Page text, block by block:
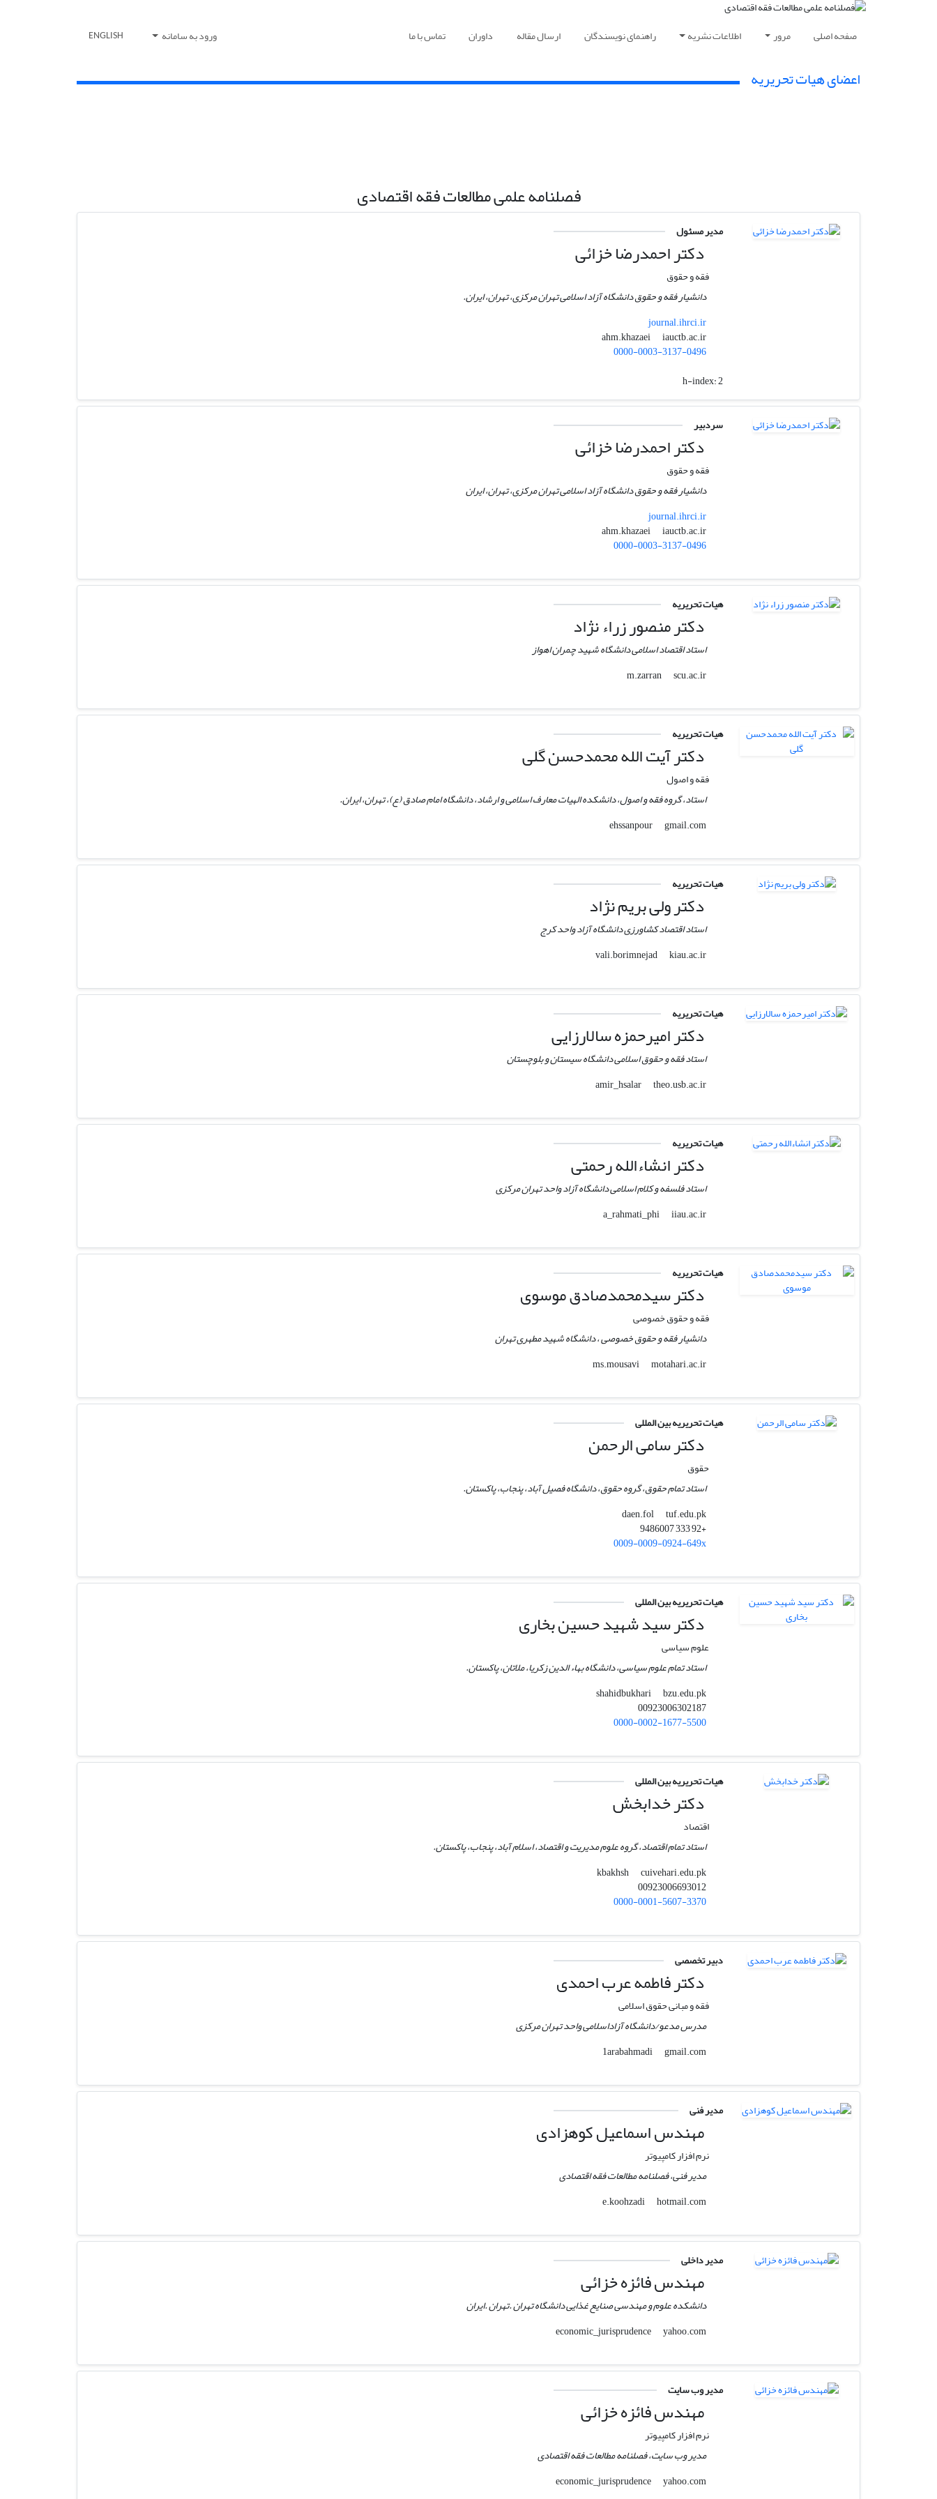
صفحه اصلی مرور اطلاعات نشریه راهنمای نویسندگان ارسال مقاله داوران تماس با ما ورود به سامانه ENGLISH
اعضای هیات تحریریه
فصلنامه علمی مطالعات فقه اقتصادی
مدیر مسئول
دکتر احمدرضا خزائی
فقه و حقوق
دانشیار فقه و حقوق دانشگاه آزاد اسلامی تهران مرکزی، تهران، ایران.
journal.ihrci.ir
iauctb.ac.ir
0000-0003-3137-0496
h-index:2
سردبیر
دکتر احمدرضا خزائی
فقه و حقوق
دانشیار فقه و حقوق دانشگاه آزاد اسلامی تهران مرکزی، تهران، ایران
journal.ihrci.ir
iauctb.ac.ir
0000-0003-3137-0496
هیات تحریریه
دکتر منصور زراء نژاد
استاد اقتصاد اسلامی دانشگاه شهید چمران اهواز
scu.ac.ir
هیات تحریریه
دکتر آیت الله محمدحسن گلی
فقه و اصول
استاد، گروه فقه و اصول، دانشکده الهیات معارف اسلامی و ارشاد، دانشگاه امام صادق (ع)، تهران، ایران.
gmail.com
هیات تحریریه
دکتر ولی بریم نژاد
استاد اقتصاد کشاورزی دانشگاه آزاد واحد کرج
kiau.ac.ir
هیات تحریریه
دکتر امیرحمزه سالارزایی
استاد فقه و حقوق اسلامی دانشگاه سیستان و بلوچستان
theo.usb.ac.ir
هیات تحریریه
دکتر انشاءالله رحمتی
استاد فلسفه و کلام اسلامی دانشگاه آزاد واحد تهران مرکزی
iiau.ac.ir
هیات تحریریه
دکتر سیدمحمدصادق موسوی
فقه و حقوق خصوصی
دانشیار فقه و حقوق خصوصی ، دانشگاه شهید مطهری تهران
motahari.ac.ir
هیات تحریریه بین المللی
دکتر سامی الرحمن
حقوق
استاد تمام حقوق، گروه حقوق، دانشگاه فصیل آباد، پنجاب، پاکستان.
tuf.edu.pk
+92 333 9486007
0009-0009-0924-649x
هیات تحریریه بین المللی
دکتر سید شهید حسین بخاری
علوم سیاسی
استاد تمام علوم سیاسی، دانشگاه بهاء الدین زکریا، ملاتان، پاکستان.
bzu.edu.pk
0000-0002-1677-5500
هیات تحریریه بین المللی
دکتر خدابخش
اقتصاد
استاد تمام اقتصاد، گروه علوم مدیریت و اقتصاد، اسلام آباد، پنجاب، پاکستان.
cuivehari.edu.pk
0000-0001-5607-3370
دبیر تخصصی
دکتر فاطمه عرب احمدی
فقه و مبانی حقوق اسلامی
مدرس مدعو/دانشگاه آزاداسلامی واحد تهران مرکزی
gmail.com
مدیر فنی
مهندس اسماعیل کوهزادی
نرم افزار کامپیوتر
مدیر فنی، فصلنامه مطالعات فقه اقتصادی
hotmail.com
مدیر داخلی
مهندس فائزه خزائی
دانشکده علوم و مهندسی صنایع غذایی دانشگاه تهران .تهران .ایران
yahoo.com
مدیر وب سایت
مهندس فائزه خزائی
نرم افزار کامپیوتر
مدیر وب سایت، فصلنامه مطالعات فقه اقتصادی
yahoo.com